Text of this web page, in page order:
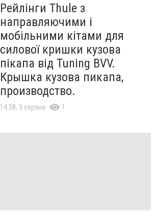
Рейлінги Thule з
направляючими і
мобільними кітами для
силової кришки кузова
пікапа від Tuning BVV.
Крышка кузова пикапа,
производство.
14:38, 3 серпня 1